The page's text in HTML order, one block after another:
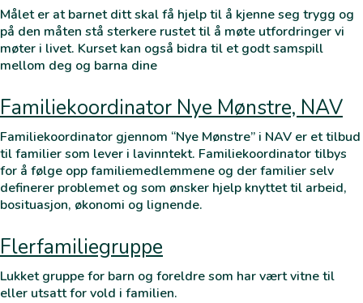
Målet er at barnet ditt skal få hjelp til å kjenne seg trygg og
på den måten stå sterkere rustet til å møte utfordringer vi
møter i livet. Kurset kan også bidra til et godt samspill
mellom deg og barna dine
Familiekoordinator Nye Mønstre, NAV
Familiekoordinator gjennom “Nye Mønstre” i NAV er et tilbud
til familier som lever i lavinntekt. Familiekoordinator tilbys
for å følge opp familiemedlemmene og der familier selv
definerer problemet og som ønsker hjelp knyttet til arbeid,
bosituasjon, økonomi og lignende.
Flerfamiliegruppe
Lukket gruppe for barn og foreldre som har vært vitne til
eller utsatt for vold i familien.